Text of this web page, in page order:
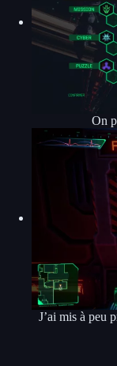
On
J’ai mis à peu